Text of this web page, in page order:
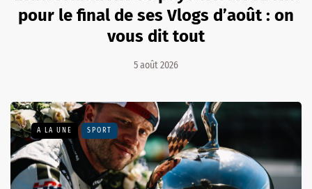
pour le final de ses Vlogs d’août : on
vous dit tout
5 août 2026
A LA UNE SPORT